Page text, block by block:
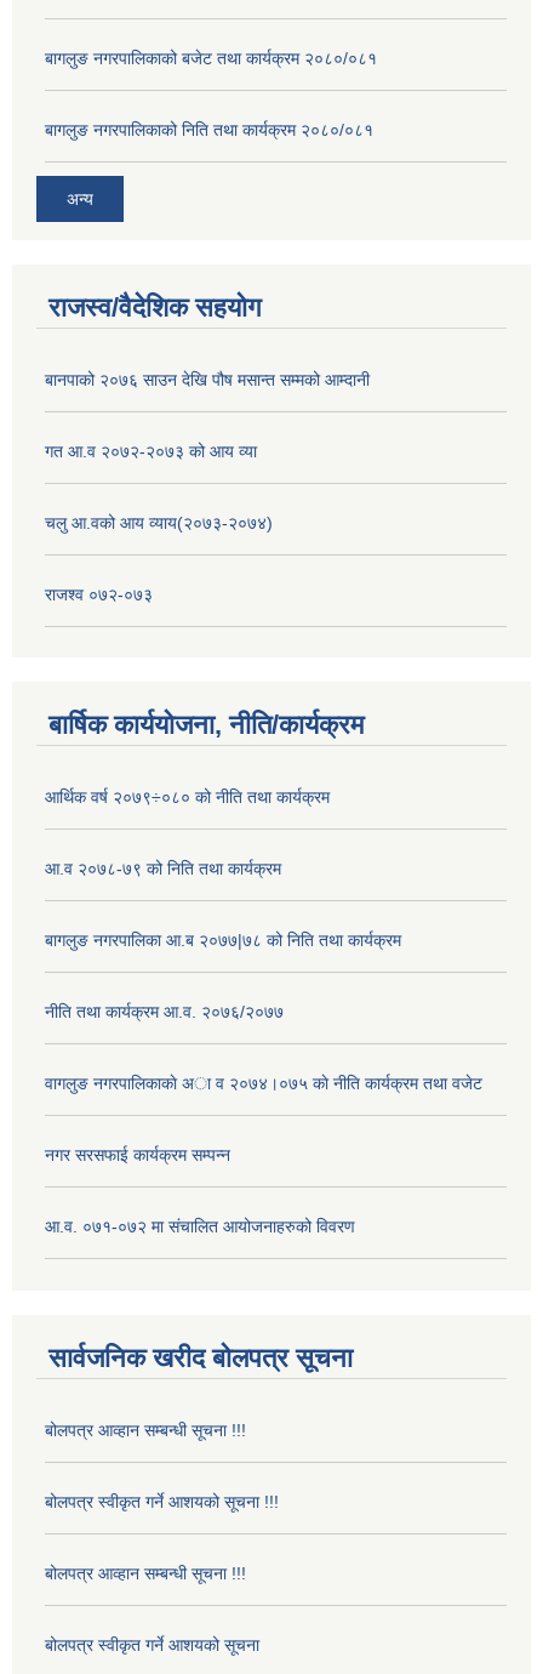
बागलुङ नगरपालिकाको बजेट तथा कार्यक्रम २०८०/०८१
बागलुङ नगरपालिकाको निति तथा कार्यक्रम २०८०/०८१
अन्य
राजस्व/वैदेशिक सहयोग
बानपाको २०७६ साउन देखि पौष मसान्त सम्मको आम्दानी
गत आ.व २०७२-२०७३ को आय व्या
चलु आ.वको आय व्याय(२०७३-२०७४)
राजश्व ०७२-०७३
बार्षिक कार्ययोजना, नीति/कार्यक्रम
आर्थिक वर्ष २०७९÷०८० को नीति तथा कार्यक्रम
आ.व २०७८-७९ को निति तथा कार्यक्रम
बागलुङ नगरपालिका आ.ब २०७७|७८ को निति तथा कार्यक्रम
नीति तथा कार्यक्रम आ.व. २०७६/२०७७
वागलुङ नगरपालिकाकाे अा‍ व २०७४।०७५ काे नीति कार्यक्रम तथा वजेट
नगर सरसफाई कार्यक्रम सम्पन्न
आ.व. ०७१-०७२ मा संचालित आयोजनाहरुको विवरण
सार्वजनिक खरीद बोलपत्र सूचना
बोलपत्र आव्हान सम्बन्धी सूचना !!!
बोलपत्र स्वीकृत गर्ने आशयको सूचना !!!
बोलपत्र आव्हान सम्बन्धी सूचना !!!
बोलपत्र स्वीकृत गर्ने आशयको सूचना